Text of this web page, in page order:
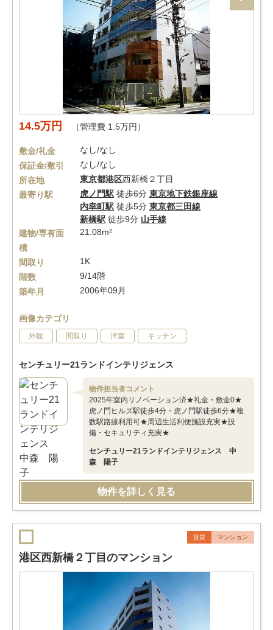
14.5万円 （管理費 1.5万円）
敷金/礼金
なし/なし
保証金/敷引
なし/なし
所在地
東京都港区西新橋２丁目
最寄り駅
虎ノ門駅 徒歩6分 東京地下鉄銀座線
内幸町駅 徒歩5分 東京都三田線
新橋駅 徒歩9分 山手線
建物/専有面
積
21.08m²
間取り
1K
階数
9/14階
築年月
2006年09月
画像カテゴリ
外観 間取り 洋室 キッチン
センチュリー21ランドインテリジェンス
物件担当者コメント
2025年室内リノベーション済★礼金・敷金0★
虎ノ門ヒルズ駅徒歩4分・虎ノ門駅徒歩6分★複
数駅路線利用可★周辺生活利便施設充実★設
備・セキュリティ充実★
センチュリー21ランドインテリジェンス 中
森 陽子
物件を詳しく見る
賃貸 マンション
港区西新橋２丁目のマンション